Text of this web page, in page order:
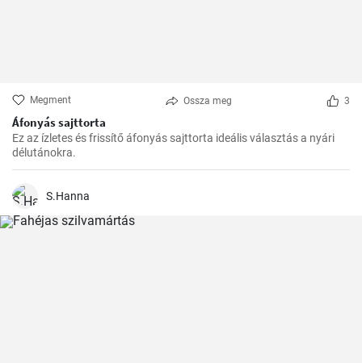
Megment Ossza meg 3
Áfonyás sajttorta
Ez az ízletes és frissítő áfonyás sajttorta ideális választás a nyári
délutánokra.
S.Hanna